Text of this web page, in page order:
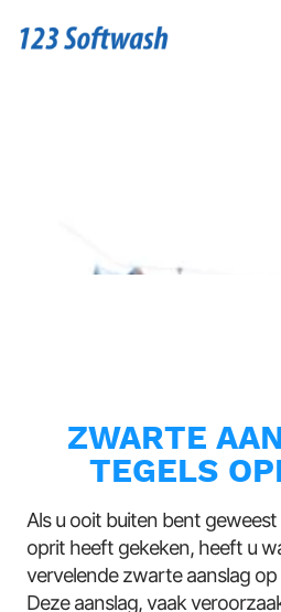
ZWARTE
TEGELS
Als u ooit buiten bent
oprit heeft gekeken, heeft u
vervelende zwarte aanslag
Deze aanslag, vaak